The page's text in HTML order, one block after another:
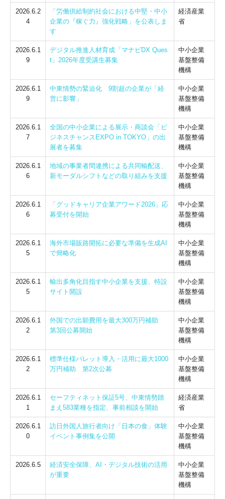
2026.6.2
4
「労働供給制約社会における中堅・中小
企業の『稼ぐ力』強化戦略」を公表しま
す
経済産業
省
2026.6.1
9
デジタル推進人材育成「マナビDX Ques
t」2026年度受講生募集
中小企業
基盤整備
機構
2026.6.1
9
中東情勢の緊迫化 9割超の企業が「経
営に影響」
中小企業
基盤整備
機構
2026.6.1
7
全国の中小企業による展示・商談会「ビ
ジネスチャンスEXPO in TOKYO」の出
展者を募集
中小企業
基盤整備
機構
2026.6.1
6
地域の事業者間連携による共同輸配送、
新モーダルシフトなどの取り組みを支援
中小企業
基盤整備
機構
2026.6.1
6
「グッドキャリア企業アワード2026」応
募受付を開始
中小企業
基盤整備
機構
2026.6.1
5
海外市場販路開拓に必要な準備を生成AI
で簡略化
中小企業
基盤整備
機構
2026.6.1
5
輸出多角化目指す中小企業を支援、特設
サイト開設
中小企業
基盤整備
機構
2026.6.1
2
外国での出願費用を最大300万円補助
第3回公募開始
中小企業
基盤整備
機構
2026.6.1
2
標準仕様パレット導入・活用に最大1000
万円補助 第2次公募
中小企業
基盤整備
機構
2026.6.1
1
セーフティネット保証5号、中東情勢踏
まえ583業種を指定、事前相談を開始
経済産業
省
2026.6.1
0
訪日外国人旅行者向け「日本の食」体験
イベント事例集を公開
中小企業
基盤整備
機構
2026.6.5
経済安全保障、AI・デジタル技術の活用
が重要
中小企業
基盤整備
機構